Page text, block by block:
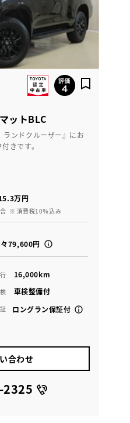
ットBLC
ンドクルーザー』にお
きです。
万円
※ 消費税10％込み
79,600円
16,000km
車検整備付
ロングラン保証付
合わせ